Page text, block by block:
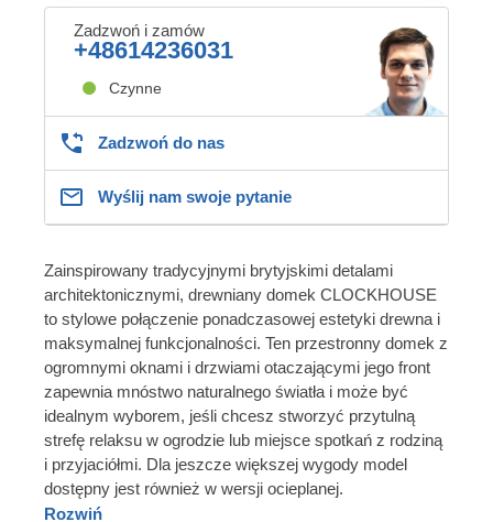
Zadzwoń i zamów
+48614236031
Czynne
Zadzwoń do nas
Wyślij nam swoje pytanie
Zainspirowany tradycyjnymi brytyjskimi detalami
architektonicznymi, drewniany domek CLOCKHOUSE
to stylowe połączenie ponadczasowej estetyki drewna i
maksymalnej funkcjonalności. Ten przestronny domek z
ogromnymi oknami i drzwiami otaczającymi jego front
zapewnia mnóstwo naturalnego światła i może być
idealnym wyborem, jeśli chcesz stworzyć przytulną
strefę relaksu w ogrodzie lub miejsce spotkań z rodziną
i przyjaciółmi. Dla jeszcze większej wygody model
dostępny jest również w wersji ocieplanej.
Rozwiń